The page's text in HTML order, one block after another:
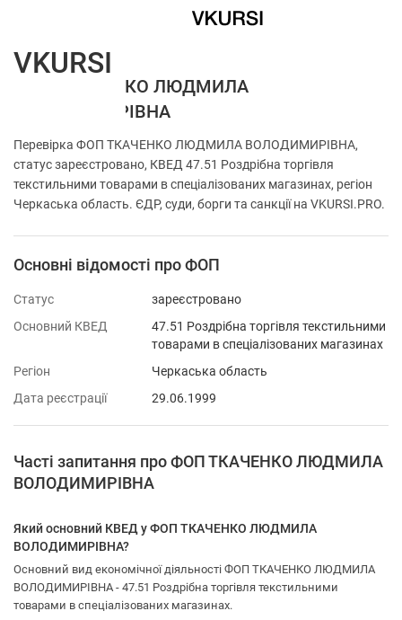
ФОП ТКАЧЕНКО ЛЮДМИЛА
ВОЛОДИМИРІВНА
Перевірка ФОП ТКАЧЕНКО ЛЮДМИЛА ВОЛОДИМИРІВНА,
статус зареєстровано, КВЕД 47.51 Роздрібна торгівля
текстильними товарами в спеціалізованих магазинах, регіон
Черкаська область. ЄДР, суди, борги та санкції на VKURSI.PRO.
Основні відомості про ФОП
Статус
зареєстровано
Основний КВЕД
47.51 Роздрібна торгівля текстильними
товарами в спеціалізованих магазинах
Регіон
Черкаська область
Дата реєстрації
29.06.1999
Часті запитання про ФОП ТКАЧЕНКО ЛЮДМИЛА
ВОЛОДИМИРІВНА
Який основний КВЕД у ФОП ТКАЧЕНКО ЛЮДМИЛА
ВОЛОДИМИРІВНА?
Основний вид економічної діяльності ФОП ТКАЧЕНКО ЛЮДМИЛА
ВОЛОДИМИРІВНА - 47.51 Роздрібна торгівля текстильними
товарами в спеціалізованих магазинах.
VKURSI